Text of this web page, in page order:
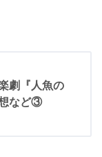
劇『人魚の
など③